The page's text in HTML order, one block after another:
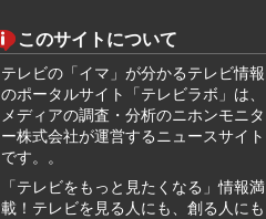
このサイトについて
テレビの「イマ」が分かるテレビ情報
のポータルサイト「テレビラボ」は、
メディアの調査・分析のニホンモニタ
ー株式会社が運営するニュースサイト
です。。
「テレビをもっと見たくなる」情報満
載！テレビを見る人にも、創る人にも